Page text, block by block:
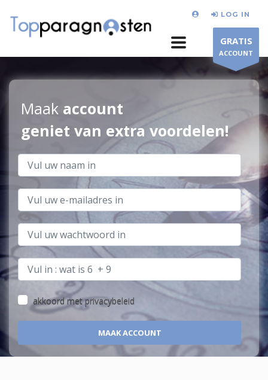
LOG IN
GRATIS
ACCOUNT
Maak account
geniet van extra voordelen!
akkoord metprivacybeleid